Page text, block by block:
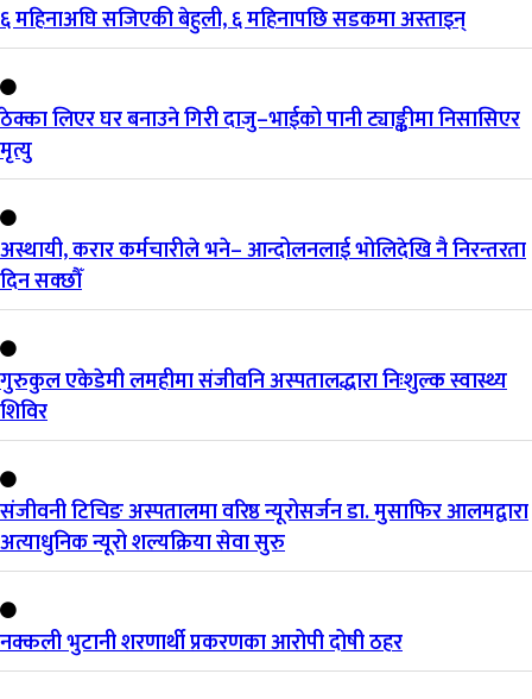
६ महिनाअघि सजिएकी बेहुली, ६ महिनापछि सडकमा अस्ताइन्
ठेक्का लिएर घर बनाउने गिरी दाजु–भाईको पानी ट्याङ्कीमा निसासिएर
मृत्यु
अस्थायी, करार कर्मचारीले भने– आन्दोलनलाई भोलिदेखि नै निरन्तरता
दिन सक्छौँ
गुरुकुल एकेडेमी लमहीमा संजीवनि अस्पतालद्धारा निःशुल्क स्वास्थ्य
शिविर
संजीवनी टिचिङ अस्पतालमा वरिष्ठ न्यूरोसर्जन डा. मुसाफिर आलमद्वारा
अत्याधुनिक न्यूरो शल्यक्रिया सेवा सुरु
नक्कली भुटानी शरणार्थी प्रकरणका आरोपी दोषी ठहर